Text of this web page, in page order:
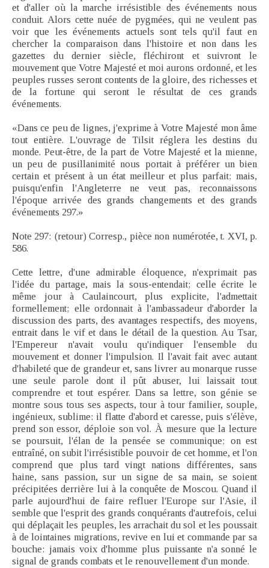
et d'aller où la marche irrésistible des événements nous
conduit. Alors cette nuée de pygmées, qui ne veulent pas
voir que les événements actuels sont tels qu'il faut en
chercher la comparaison dans l'histoire et non dans les
gazettes du dernier siècle, fléchiront et suivront le
mouvement que Votre Majesté et moi aurons ordonné, et les
peuples russes seront contents de la gloire, des richesses et
de la fortune qui seront le résultat de ces grands
événements.
«Dans ce peu de lignes, j'exprime à Votre Majesté mon âme
tout entière. L'ouvrage de Tilsit réglera les destins du
monde. Peut-être, de la part de Votre Majesté et la mienne,
un peu de pusillanimité nous portait à préférer un bien
certain et présent à un état meilleur et plus parfait; mais,
puisqu'enfin l'Angleterre ne veut pas, reconnaissons
l'époque arrivée des grands changements et des grands
événements 297.»
Note 297: (retour) Corresp., pièce non numérotée, t. XVI, p.
586.
Cette lettre, d'une admirable éloquence, n'exprimait pas
l'idée du partage, mais la sous-entendait; celle écrite le
même jour à Caulaincourt, plus explicite, l'admettait
formellement; elle ordonnait à l'ambassadeur d'aborder la
discussion des parts, des avantages respectifs, des moyens,
entrait dans le vif et dans le détail de la question. Au Tsar,
l'Empereur n'avait voulu qu'indiquer l'ensemble du
mouvement et donner l'impulsion. Il l'avait fait avec autant
d'habileté que de grandeur et, sans livrer au monarque russe
une seule parole dont il pût abuser, lui laissait tout
comprendre et tout espérer. Dans sa lettre, son génie se
montre sous tous ses aspects, tour à tour familier, souple,
ingénieux, sublime: il flatte d'abord et caresse, puis s'élève,
prend son essor, déploie son vol. À mesure que la lecture
se poursuit, l'élan de la pensée se communique; on est
entraîné, on subit l'irrésistible pouvoir de cet homme, et l'on
comprend que plus tard vingt nations différentes, sans
haine, sans passion, sur un signe de sa main, se soient
précipitées derrière lui à la conquête de Moscou. Quand il
parle aujourd'hui de faire refluer l'Europe sur l'Asie, il
semble que l'esprit des grands conquérants d'autrefois, celui
qui déplaçait les peuples, les arrachait du sol et les poussait
à de lointaines migrations, revive en lui et commande par sa
bouche: jamais voix d'homme plus puissante n'a sonné le
signal de grands combats et le renouvellement d'un monde.